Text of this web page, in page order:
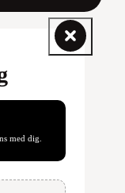
med dig.